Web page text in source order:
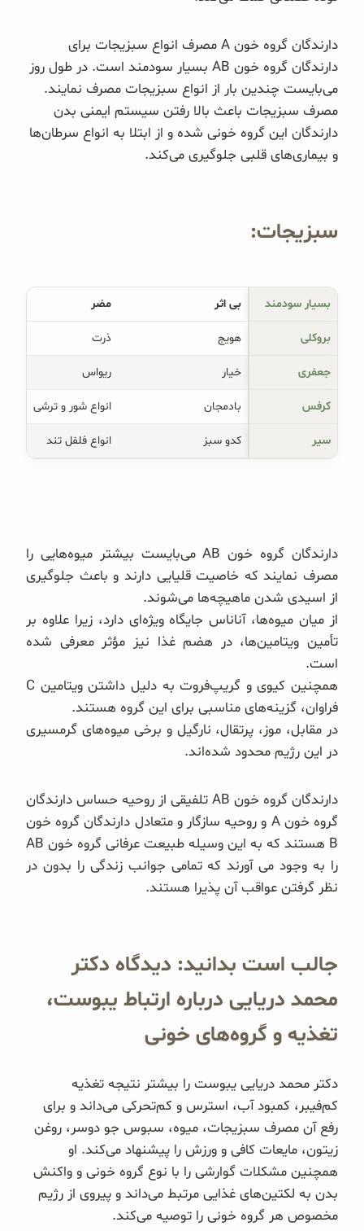
دارندگان گروه خون A مصرف انواع سبزیجات برای
دارندگان گروه خون AB بسیار سودمند است. در طول روز
می‌بایست چندین بار از انواع سبزیجات مصرف نمایند.
مصرف سبزیجات باعث بالا رفتن سیستم ایمنی بدن
دارندگان این گروه خونی شده و از ابتلا به انواع سرطان‌ها
و بیماری‌های قلبی جلوگیری می‌کند.
سبزیجات:
بسیار سودمند بی اثر مضر
بروکلی هویج ذرت
جعفری خیار ریواس
کرفس بادمجان انواع شور و ترشی
سیر کدو سبز انواع فلفل تند
دارندگان گروه خون AB می‌بایست بیشتر میوه‌هایی را
مصرف نمایند که خاصیت قلیایی دارند و باعث جلوگیری
از اسیدی شدن ماهیچه‌ها می‌شوند.
از میان میوه‌ها، آناناس جایگاه ویژه‌ای دارد، زیرا علاوه بر
تأمین ویتامین‌ها، در هضم غذا نیز مؤثر معرفی شده
است.
همچنین کیوی و گریپ‌فروت به دلیل داشتن ویتامین C
فراوان، گزینه‌های مناسبی برای این گروه هستند.
در مقابل، موز، پرتقال، نارگیل و برخی میوه‌های گرمسیری
در این رژیم محدود شده‌اند.
دارندگان گروه خون AB تلفیقی از روحیه حساس دارندگان
گروه خون A و روحیه سازگار و متعادل دارندگان گروه خون
B هستند که به این وسیله طبیعت عرفانی گروه خون AB
را به وجود می آورند که تمامی جوانب زندگی را بدون در
نظر گرفتن عواقب آن پذیرا هستند.
جالب است بدانید: دیدگاه دکتر
محمد دریایی درباره ارتباط یبوست،
تغذیه و گروه‌های خونی
دکتر محمد دریایی یبوست را بیشتر نتیجه تغذیه
کم‌فیبر، کمبود آب، استرس و کم‌تحرکی می‌داند و برای
رفع آن مصرف سبزیجات، میوه، سبوس جو دوسر، روغن
زیتون، مایعات کافی و ورزش را پیشنهاد می‌کند. او
همچنین مشکلات گوارشی را با نوع گروه خونی و واکنش
بدن به لکتین‌های غذایی مرتبط می‌داند و پیروی از رژیم
مخصوص هر گروه خونی را توصیه می‌کند.